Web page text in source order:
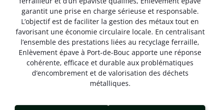
garantit une prise en charge sérieuse et responsable.
L’objectif est de faciliter la gestion des métaux tout en
favorisant une économie circulaire locale. En centralisant
l’ensemble des prestations liées au recyclage ferraille,
Enlèvement épave à Port-de-Bouc apporte une réponse
cohérente, efficace et durable aux problématiques
d’encombrement et de valorisation des déchets
métalliques.